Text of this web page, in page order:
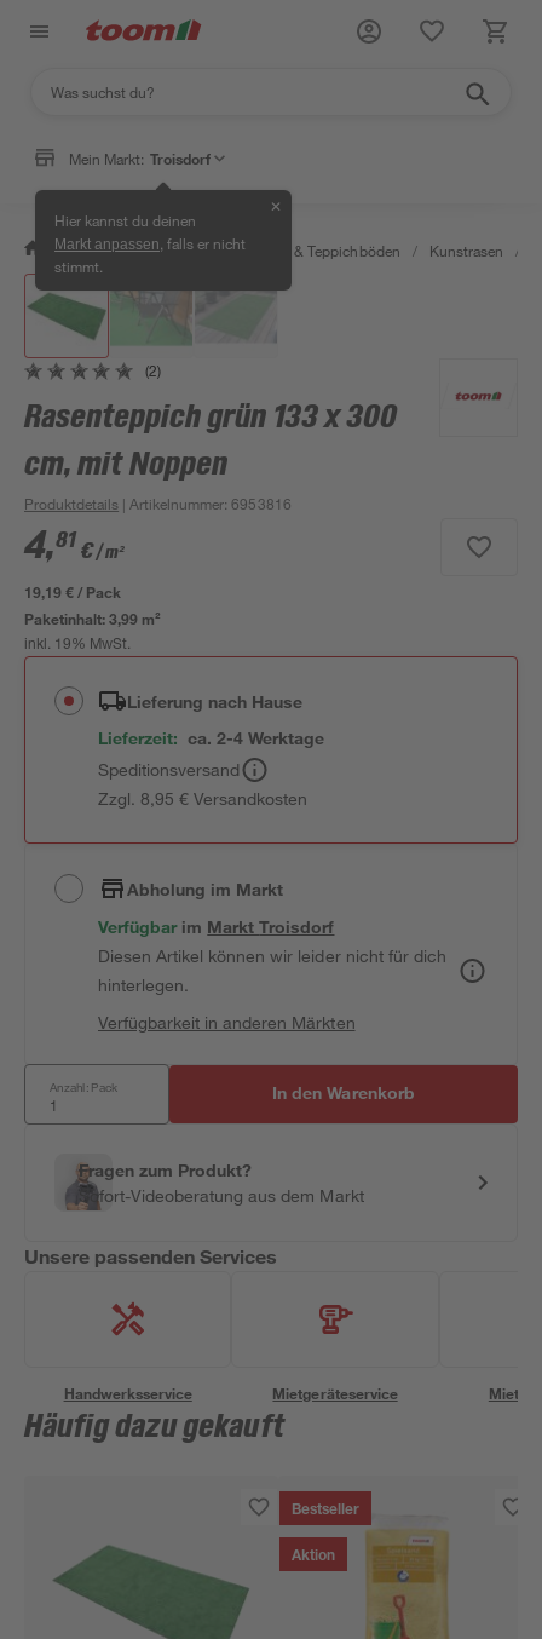
Mein Markt: Troisdorf
Hier kannst du deinen
Markt anpassen , falls er nicht
stimmt.
✕
/ Wohnen & Haushalt / Teppiche & Teppichböden / Kunstrasen /
(2)
Rasenteppich grün 133 x 300
cm, mit Noppen
Produktdetails | Artikelnummer:6953816
4,81 €/ m²
19,19 € / Pack
Paketinhalt:3,99 m²
inkl. 19% MwSt.
Lieferung nach Hause
Lieferzeit: ca. 2-4 Werktage
Speditionsversand
Zzgl. 8,95 € Versandkosten
Abholung im Markt
Verfügbar im MarktTroisdorf
Diesen Artikel können wir leider nicht für dich
hinterlegen.
Verfügbarkeit in anderen Märkten
Anzahl: Pack In den Warenkorb
Fragen zum Produkt?
Sofort-Videoberatung aus dem Markt
Unsere passenden Services
Handwerksservice Mietgeräteservice
Häufig dazu gekauft
Bestseller
Aktion